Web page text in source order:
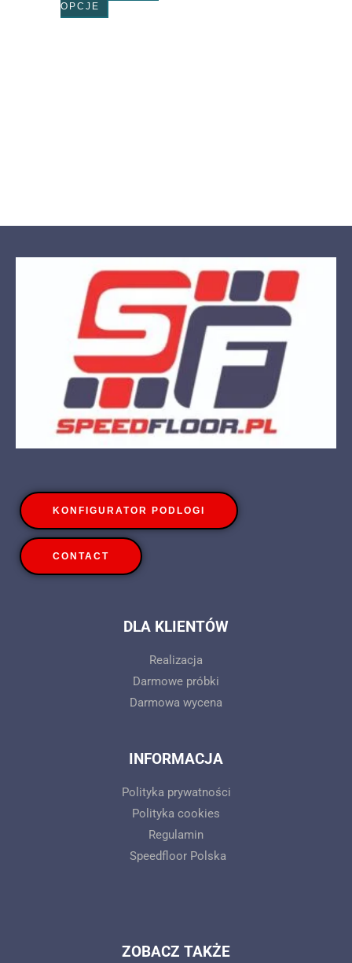
OPCJE
KONFIGURATOR PODLOGI
CONTACT
DLA KLIENTÓW
Realizacja
Darmowe próbki
Darmowa wycena
INFORMACJA
Polityka prywatności
Polityka cookies
Regulamin
Speedfloor Polska
ZOBACZ TAKŻE